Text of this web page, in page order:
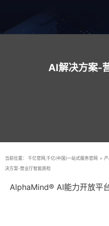
AI解决方案-
当前位置： 千亿官网,千亿(中国)一站式服务官网 >
决方案-营业厅智能质检
AlphaMind® AI能力开放平